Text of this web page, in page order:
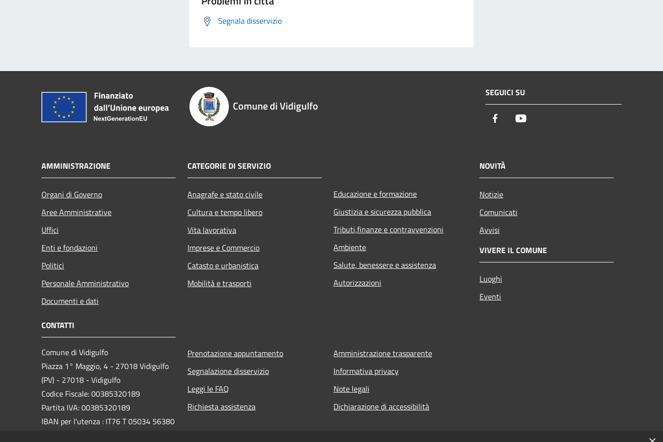
Segnala disservizio
Comune di Vidigulfo
SEGUICI SU
Facebook
AMMINISTRAZIONE
Organi di Governo
Aree Amministrative
Uffici
Enti e fondazioni
Politici
Personale Amministrativo
Documenti e dati
CATEGORIE DI SERVIZIO
Anagrafe e stato civile
Cultura e tempo libero
Vita lavorativa
Imprese e Commercio
Catasto e urbanistica
Mobilità e trasporti
Educazione e formazione
Giustizia e sicurezza pubblica
Tributi,finanze e contravvenzioni
Ambiente
Salute, benessere e assistenza
Autorizzazioni
NOVITÀ
Notizie
Comunicati
Avvisi
VIVERE IL COMUNE
Luoghi
Eventi
CONTATTI
Comune di Vidigulfo
Piazza 1° Maggio, 4 - 27018 Vidigulfo
(PV) - 27018 - Vidigulfo
Codice Fiscale: 00385320189
Partita IVA: 00385320189
IBAN per l'utenza : IT76 T 05034 56380
Prenotazione appuntamento
Segnalazione disservizio
Leggi le FAQ
Richiesta assistenza
Amministrazione trasparente
Informativa privacy
Note legali
Dichiarazione di accessibilità